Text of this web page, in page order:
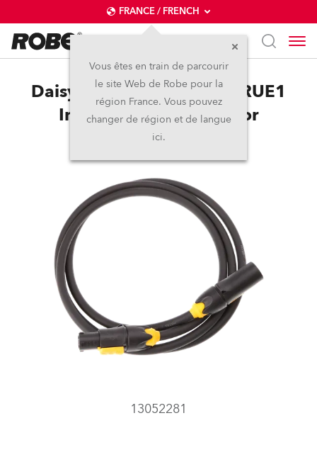
FRANCE / FRENCH
Vous êtes en train de parcourir
le site Web de Robe pour la
région France. Vous pouvez
changer de région et de langue
ici.
Daisy Chain powerCON TRUE1
In/Out, US, 2m, Outdoor
13052281